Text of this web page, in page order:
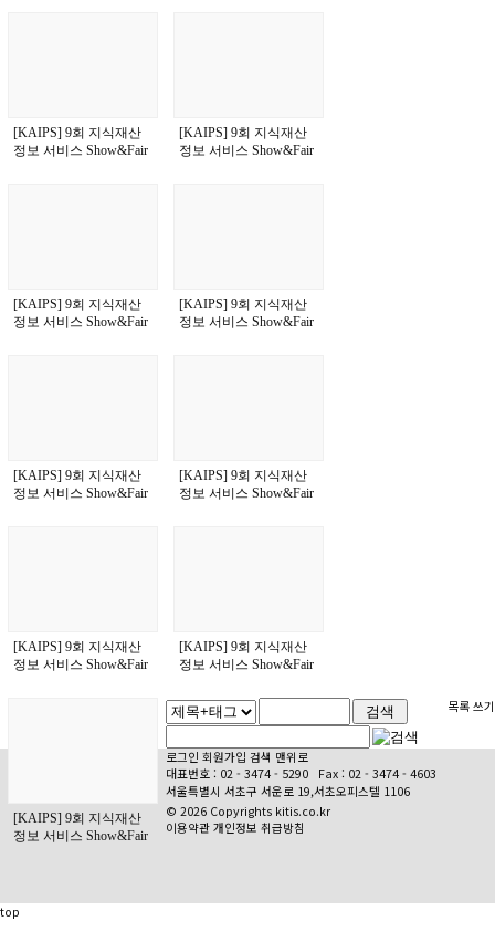
[KAIPS] 9회 지식재산
정보 서비스 Show&Fair
[KAIPS] 9회 지식재산
정보 서비스 Show&Fair
[KAIPS] 9회 지식재산
정보 서비스 Show&Fair
[KAIPS] 9회 지식재산
정보 서비스 Show&Fair
[KAIPS] 9회 지식재산
정보 서비스 Show&Fair
[KAIPS] 9회 지식재산
정보 서비스 Show&Fair
[KAIPS] 9회 지식재산
정보 서비스 Show&Fair
[KAIPS] 9회 지식재산
정보 서비스 Show&Fair
[KAIPS] 9회 지식재산
정보 서비스 Show&Fair
목록 쓰기
로그인 회원가입 검색 맨위로
대표번호 : 02 - 3474 - 5290
Fax : 02 - 3474 - 4603
서울특별시 서초구 서운로 19,서초오피스텔 1106
© 2026 Copyrights kitis.co.kr
이용약관 개인정보 취급방침
top